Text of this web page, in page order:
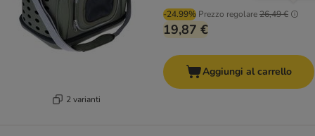
2 varianti
-24.99% Prezzo regolare26,49 €
19,87 €
Aggiungi al carrello